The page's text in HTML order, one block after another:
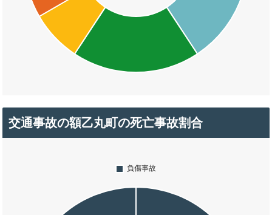
交通事故の額乙丸町の死亡事故割合